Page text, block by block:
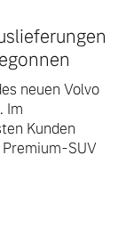
neuen Volvo
Im
Kunden
SUV